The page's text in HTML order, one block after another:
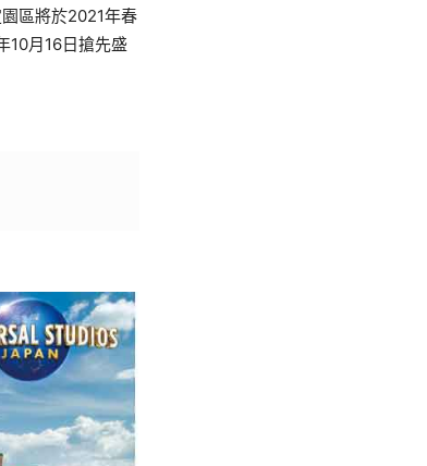
區將於2021年春
10月16日搶先盛